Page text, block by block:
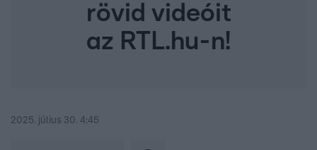
rövid videóit
az RTL.hu-n!
2025. július 30. 4:45